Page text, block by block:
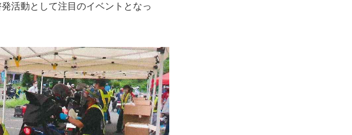
活動として注目のイベントとなっ